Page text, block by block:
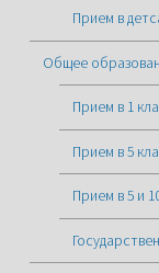
Прием в
Общее
Прием в 1
Прием в 5
Прием в 5 и